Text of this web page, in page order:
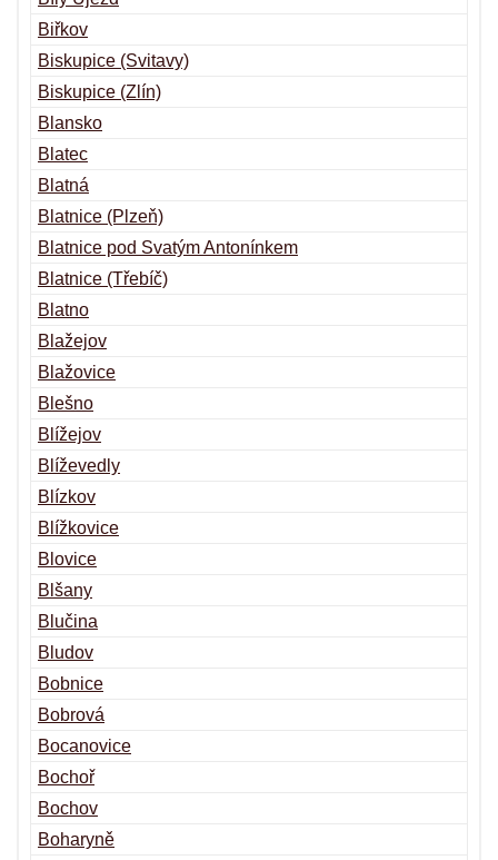
Biřkov
Biskupice (Svitavy)
Biskupice (Zlín)
Blansko
Blatec
Blatná
Blatnice (Plzeň)
Blatnice pod Svatým Antonínkem
Blatnice (Třebíč)
Blatno
Blažejov
Blažovice
Blešno
Blížejov
Blíževedly
Blízkov
Blížkovice
Blovice
Blšany
Blučina
Bludov
Bobnice
Bobrová
Bocanovice
Bochoř
Bochov
Boharyně